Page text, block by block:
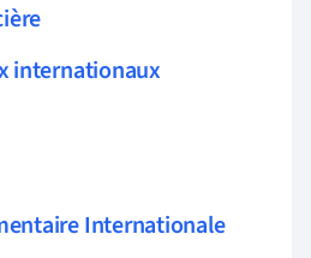
internationaux
Internationale